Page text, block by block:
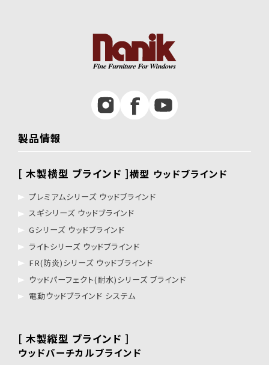
製品情報
[ 木製横型 ブラインド ]横型 ウッドブラインド
プレミアムシリーズ ウッドブラインド
スギシリーズ ウッドブラインド
Gシリーズ ウッドブラインド
ライトシリーズ ウッドブラインド
FR(防炎)シリーズ ウッドブラインド
ウッドパーフェクト(耐水)シリーズ ブラインド
電動ウッドブラインド システム
[ 木製縦型 ブラインド ]
ウッドバーチカルブラインド